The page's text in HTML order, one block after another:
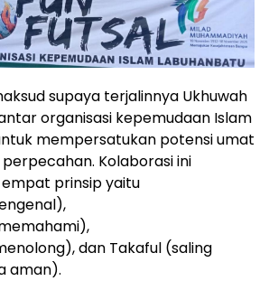
supaya terjalinnya Ukhuwah
organisasi kepemudaan Islam
mempersatukan potensi umat
Kolaborasi ini
prinsip yaitu
dan Takaful (saling
aman).